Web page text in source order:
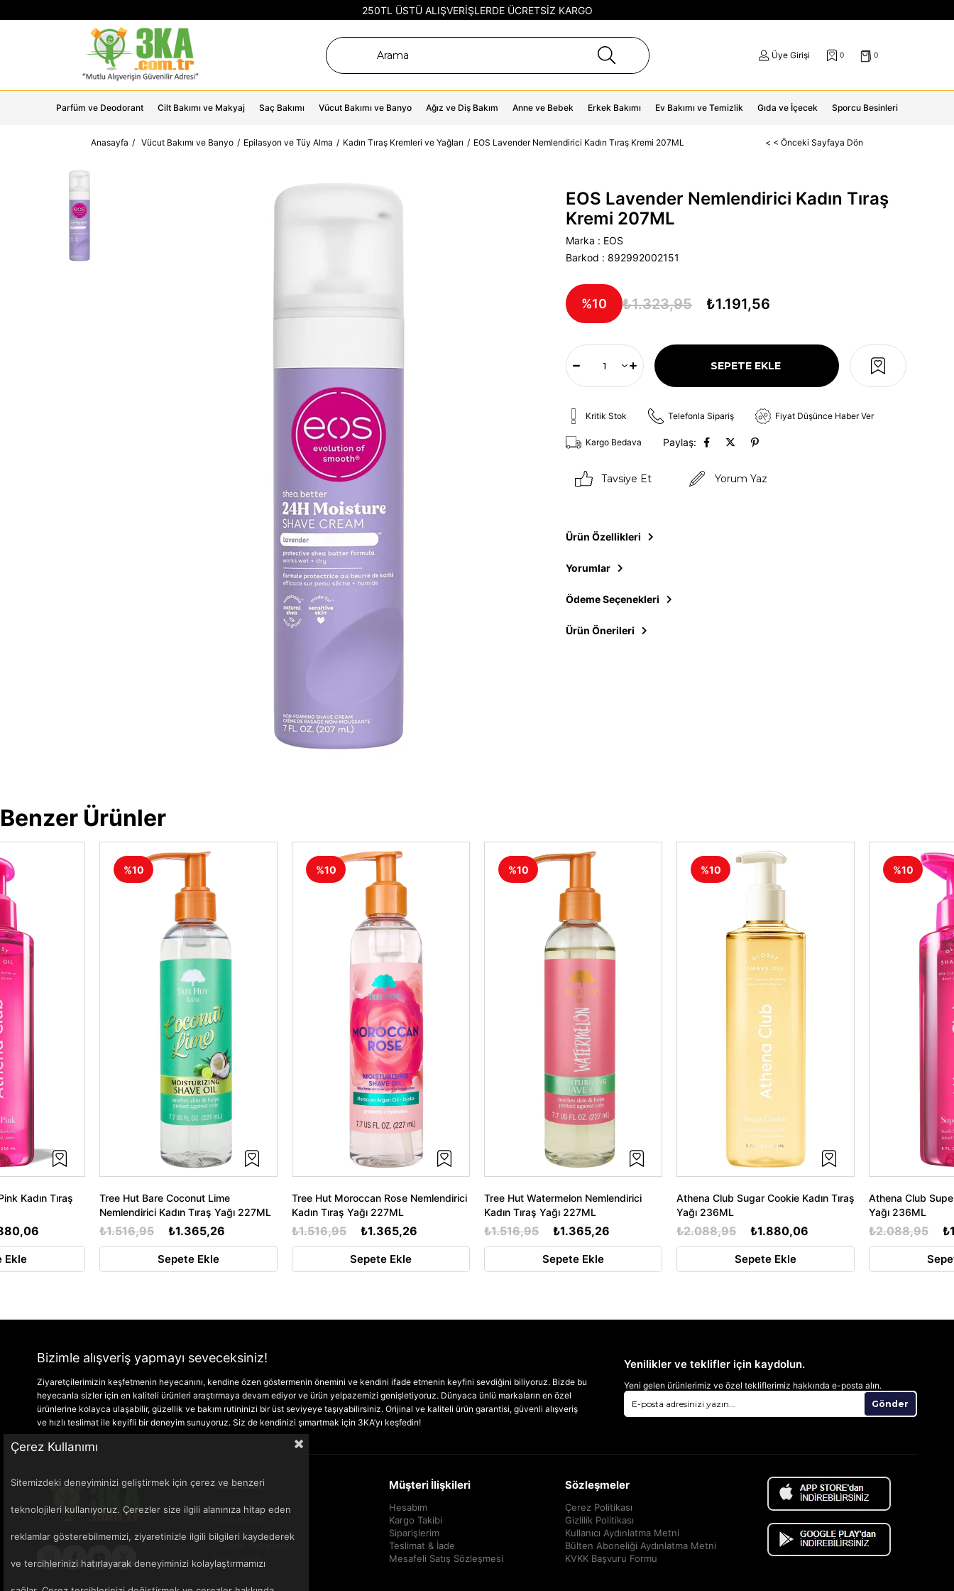
250TL ÜSTÜ ALIŞVERİŞLERDE ÜCRETSİZ KARGO
Üye Girişi 0 0
Parfüm ve Deodorant Cilt Bakımı ve Makyaj Saç Bakımı Vücut Bakımı ve Banyo Ağız ve Diş Bakım Anne ve Bebek Erkek Bakımı Ev Bakımı ve Temizlik Gıda ve İçecek Sporcu Besinleri
Anasayfa Vücut Bakımı ve Banyo Epilasyon ve Tüy Alma Kadın Tıraş Kremleri ve Yağları EOS Lavender Nemlendirici Kadın Tıraş Kremi 207ML < < Önceki Sayfaya Dön
EOS Lavender Nemlendirici Kadın Tıraş
Kremi 207ML
Marka : EOS
Barkod : 892992002151
10 ₺1.323,95 ₺1.191,56
Kritik Stok Telefonla Sipariş Fiyat Düşünce Haber Ver
Kargo Bedava Paylaş:
Tavsiye Et Yorum Yaz
Ürün Özellikleri
Yorumlar
Ödeme Seçenekleri
Ürün Önerileri
Benzer Ürünler
Kadın Tıraş
Ekle
Tree Hut Bare Coconut Lime
Nemlendirici Kadın Tıraş Yağı 227ML
₺1.365,26
₺1.516,95
Sepete Ekle
%10
Tree Hut Moroccan Rose Nemlendirici
Kadın Tıraş Yağı 227ML
₺1.365,26
₺1.516,95
Sepete Ekle
%10
Tree Hut Watermelon Nemlendirici
Kadın Tıraş Yağı 227ML
₺1.365,26
₺1.516,95
Sepete Ekle
%10
Athena Club Sugar Cookie Kadın Tıraş
Yağı 236ML
₺1.880,06
₺2.088,95
Sepete Ekle
%10
Athena Club
Yağı 236ML
₺2.088,95
%10
Bizimle alışveriş yapmayı seveceksiniz!
Ziyaretçilerimizin keşfetmenin heyecanını, kendine özen göstermenin önemini ve kendini ifade etmenin keyfini sevdiğini biliyoruz. Bizde bu
heyecanla sizler için en kaliteli ürünleri araştırmaya devam ediyor ve ürün yelpazemizi genişletiyoruz. Dünyaca ünlü markaların en özel
ürünlerine kolayca ulaşabilir, güzellik ve bakım rutininizi bir üst seviyeye taşıyabilirsiniz. Orijinal ve kaliteli ürün garantisi, güvenli alışveriş
ve hızlı teslimat ile keyifli bir deneyim sunuyoruz. Siz de kendinizi şımartmak için 3KA’yı keşfedin!
Yenilikler ve teklifler için kaydolun.
Yeni gelen ürünlerimiz ve özel tekliflerimiz hakkında e-posta alın.
Gönder
Kurumsal
Anasayfa
Sık Sorulan Sorular
Ödeme Güvenliği
Bize Ulaşın
Müşteri İlişkileri
Hesabım
Kargo Takibi
Siparişlerim
Teslimat & İade
Mesafeli Satış Sözleşmesi
Sözleşmeler
Çerez Politikası
Gizlilik Politikası
Kullanıcı Aydınlatma Metni
Bülten Aboneliği Aydınlatma Metni
KVKK Başvuru Formu
Çerez Kullanımı
Sitemizdeki deneyiminizi geliştirmek için çerez ve benzeri
teknolojileri kullanıyoruz. Çerezler size ilgili alanınıza hitap eden
reklamlar gösterebilmemizi, ziyaretinizle ilgili bilgileri kaydederek
ve tercihlerinizi hatırlayarak deneyiminizi kolaylaştırmamızı